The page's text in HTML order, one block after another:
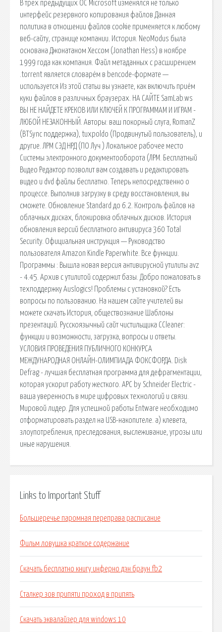
В трех предыдущих ОС Microsoft изменялся не только
интерфейс резервного копирования файлов Данная
политика в отношении файлов сookie применяется к любому
веб-сайту, странице компании. История. NeoModus была
основана Джонатаном Хессом (Jonathan Hess) в ноябре
1999 года как компания. Файл метаданных с расширением
.torrent является словарём в bencode-формате —
используется Из этой статьи вы узнаете, как включить приём
куки файлов в различных браузерах. НА САЙТЕ SamLab.ws
ВЫ НЕ НАЙДЕТЕ КРЕКОВ ИЛИ КЛЮЧЕЙ К ПРОГРАММАМ И ИГРАМ -
ЛЮБОЙ НЕЗАКОННЫЙ. Авторы: ваш покорный слуга, RomanZ
(BTSync поддержка), tuxpoldo (Продвинутый пользователь), и
другие. ЛРМ СЭД НРД (ПО Луч ) Локальное рабочее место
Системы электронного документооборота (ЛРМ. Бесплатный
Видео Редактор позволит вам создавать и редактировать
видео и dvd файлы бесплатно. Теперь непосредственно о
процессе. Выполнив загрузку в среду восстановления, вы
сможете. Обновление Standard до 6.2. Контроль файлов на
облачных дисках, блокировка облачных дисков. История
обновления версий бесплатного антивируса 360 Total
Security. Официальная инструкция — Руководство
пользователя Amazon Kindle Paperwhite. Все функции.
Программы : Вышла новая версия антивирусной утилиты avz
- 4.45. Архив с утилитой содержит базы. Добро пожаловать в
техподдержку Auslogics! Проблемы с установкой? Есть
вопросы по пользованию. На нашем сайте учителей вы
можете скачать История, обществознание Шаблоны
презентаций. Русскоязычный сайт чистильщика CCleaner:
функции и возможности, загрузка, вопросы и ответы.
УСЛОВИЯ ПРОВЕДЕНИЯ ПУБЛИЧНОГО КОНКУРСА
МЕЖДУНАРОДНАЯ ОНЛАЙН-ОЛИМПИАДА ФОКСФОРДА. Disk
Defrag - лучшая бесплатная программа для дефрагментации,
которая ускорит работу жесткого. APC by Schneider Electric -
ваша уверенность в мире цифровых технологий и связи.
Мировой лидер. Для успешной работы Entware необходимо
отформатировать раздел на USB-накопителе. a) клевета,
злоупотребления, преследования, выслеживание, угрозы или
иные нарушения.
Links to Important Stuff
Большеречье паромная переправа расписание
Фильм ловушка краткое содержание
Скачать бесплатно книгу инферно дэн браун fb2
Сталкер зов припяти проход в припять
Скачать эквалайзер для windows 10